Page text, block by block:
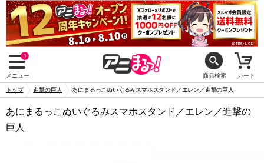
1
メニュー 商品検索 カート
トップ 進撃の巨人 あにまるっこぬいぐるみスマホスタンド／エレン／進撃の巨人
あにまるっこぬいぐるみスマホスタンド／エレン／進撃の
巨人